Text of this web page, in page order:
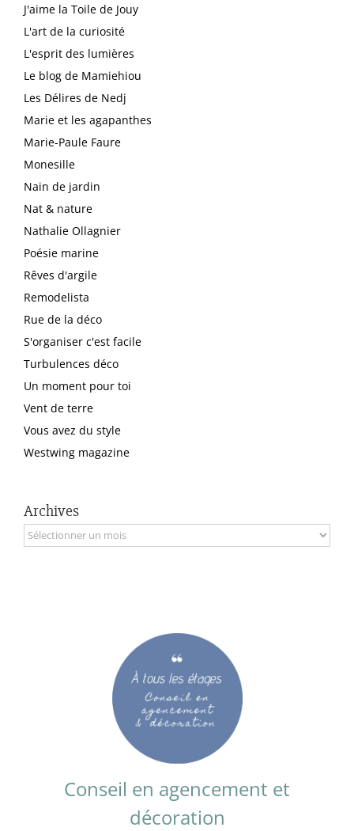
J'aime la Toile de Jouy
L'art de la curiosité
L'esprit des lumières
Le blog de Mamiehiou
Les Délires de Nedj
Marie et les agapanthes
Marie-Paule Faure
Monesille
Nain de jardin
Nat & nature
Nathalie Ollagnier
Poésie marine
Rêves d'argile
Remodelista
Rue de la déco
S'organiser c'est facile
Turbulences déco
Un moment pour toi
Vent de terre
Vous avez du style
Westwing magazine
Archives
Archives
Conseil en agencement et
décoration